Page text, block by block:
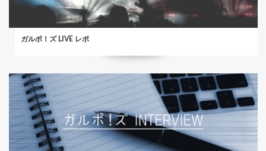
ガルポ！ズ LIVE レポ